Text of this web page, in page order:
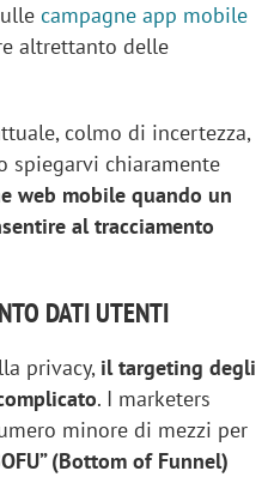
campagne app mobile
altrettanto delle
colmo di incertezza,
spiegarvi chiaramente
web mobile quando un
al tracciamento
DATI UTENTI
privacy, il targeting degli
. I marketers
minore di mezzi per
(Bottom of Funnel)